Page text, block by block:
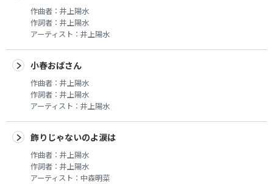
作曲者： 井上陽水
作詞者： 井上陽水
アーティスト： 井上陽水
小春おばさん
作曲者： 井上陽水
作詞者： 井上陽水
アーティスト： 井上陽水
飾りじゃないのよ涙は
作曲者： 井上陽水
作詞者： 井上陽水
アーティスト： 中森明菜